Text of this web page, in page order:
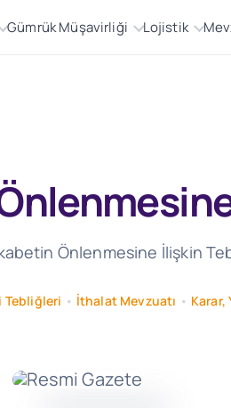
Gümrük Müşavirliği Lojistik
Önlenmesine İlişkin
Tebliğleri • İthalat Mevzuatı •